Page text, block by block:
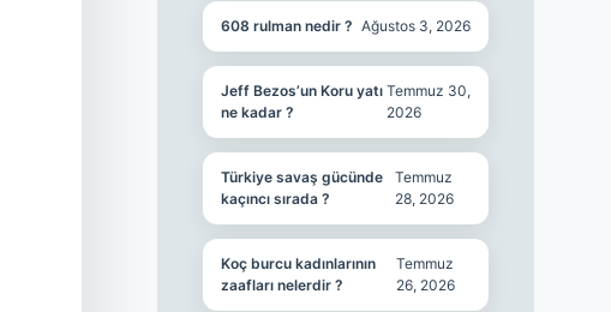
608 rulman nedir ? Ağustos 3, 2026
Jeff Bezos’un Koru yatı
ne kadar ?
Temmuz 30,
2026
Türkiye savaş gücünde
kaçıncı sırada ?
Temmuz
28, 2026
Koç burcu kadınlarının
zaafları nelerdir ?
Temmuz
26, 2026